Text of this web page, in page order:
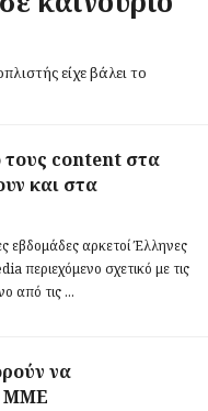
είχε βάλει το
τους content στα
και στα
εβδομάδες αρκετοί Έλληνες
περιεχόμενο σχετικό με τις
από τις ...
να
ΜΜΕ